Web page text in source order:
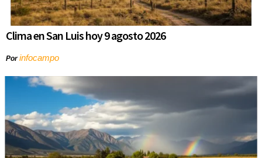
Clima en San Luis hoy 9 agosto 2026
Porinfocampo